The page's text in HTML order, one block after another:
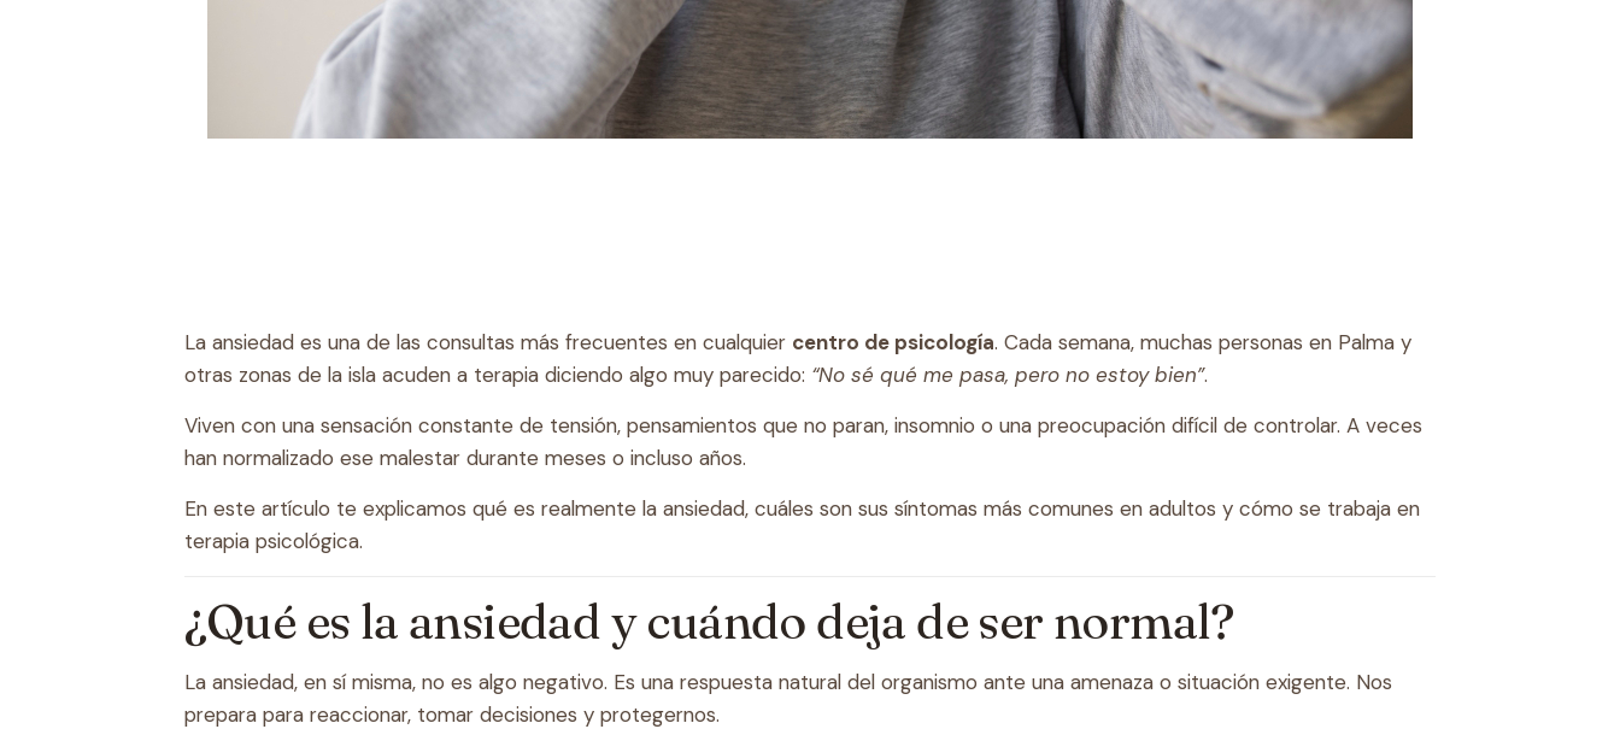
La ansiedad es una de las consultas más frecuentes en cualquier centro de psicología. Cada semana, muchas personas en Palma y
otras zonas de la isla acuden a terapia diciendo algo muy parecido: “No sé qué me pasa, pero no estoy bien”.
Viven con una sensación constante de tensión, pensamientos que no paran, insomnio o una preocupación difícil de controlar. A veces
han normalizado ese malestar durante meses o incluso años.
En este artículo te explicamos qué es realmente la ansiedad, cuáles son sus síntomas más comunes en adultos y cómo se trabaja en
terapia psicológica.
¿Qué es la ansiedad y cuándo deja de ser normal?
La ansiedad, en sí misma, no es algo negativo. Es una respuesta natural del organismo ante una amenaza o situación exigente. Nos
prepara para reaccionar, tomar decisiones y protegernos.